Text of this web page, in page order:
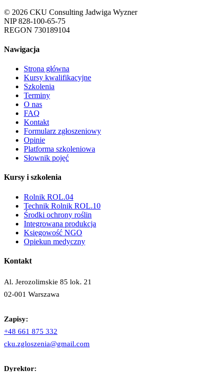
© 2026 CKU Consulting Jadwiga Wyzner
NIP 828-100-65-75
REGON 730189104
Nawigacja
Strona główna
Kursy kwalifikacyjne
Szkolenia
Terminy
O nas
FAQ
Kontakt
Formularz zgłoszeniowy
Opinie
Platforma szkoleniowa
Słownik pojęć
Kursy i szkolenia
Rolnik ROL.04
Technik Rolnik ROL.10
Środki ochrony roślin
Integrowana produkcja
Księgowość NGO
Opiekun medyczny
Kontakt
Al. Jerozolimskie 85 lok. 21
02-001 Warszawa
Zapisy:
+48 661 875 332
cku.zgloszenia@gmail.com
Dyrektor: